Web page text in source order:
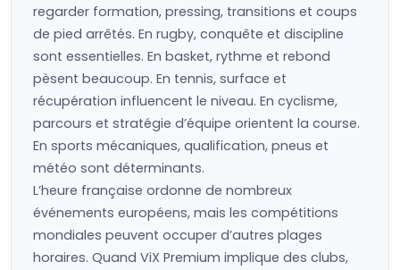
regarder formation, pressing, transitions et coups
de pied arrêtés. En rugby, conquête et discipline
sont essentielles. En basket, rythme et rebond
pèsent beaucoup. En tennis, surface et
récupération influencent le niveau. En cyclisme,
parcours et stratégie d’équipe orientent la course.
En sports mécaniques, qualification, pneus et
météo sont déterminants.
L’heure française ordonne de nombreux
événements européens, mais les compétitions
mondiales peuvent occuper d’autres plages
horaires. Quand ViX Premium implique des clubs,